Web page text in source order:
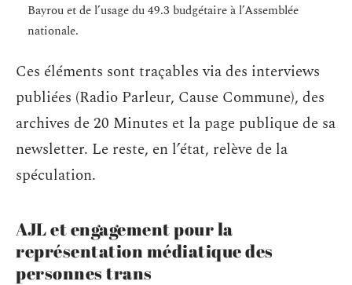
Bayrou et de l’usage du 49.3 budgétaire à l’Assemblée
nationale.
Ces éléments sont traçables via des interviews
publiées (Radio Parleur, Cause Commune), des
archives de 20 Minutes et la page publique de sa
newsletter. Le reste, en l’état, relève de la
spéculation.
AJL et engagement pour la
représentation médiatique des
personnes trans